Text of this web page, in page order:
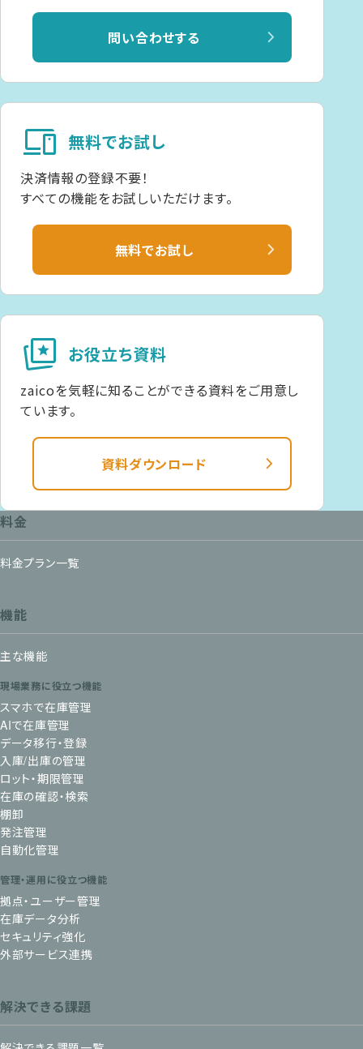
問い合わせする
無料でお試し
devices
決済情報の登録不要！
すべての機能をお試しいただけます。
無料でお試し
お役立ち資料
cards_star
zaicoを気軽に知ることができる資料をご用意し
ています。
資料ダウンロード
料金
料金プラン一覧
機能
主な機能
現場業務に役立つ機能
スマホで在庫管理
AIで在庫管理
データ移行・登録
入庫/出庫の管理
ロット・期限管理
在庫の確認・検索
棚卸
発注管理
自動化管理
管理・運用に役立つ機能
拠点・ユーザー管理
在庫データ分析
セキュリティ強化
外部サービス連携
解決できる課題